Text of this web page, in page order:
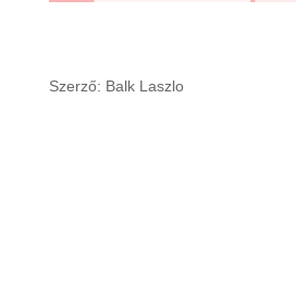
Szerző: Balk Laszlo